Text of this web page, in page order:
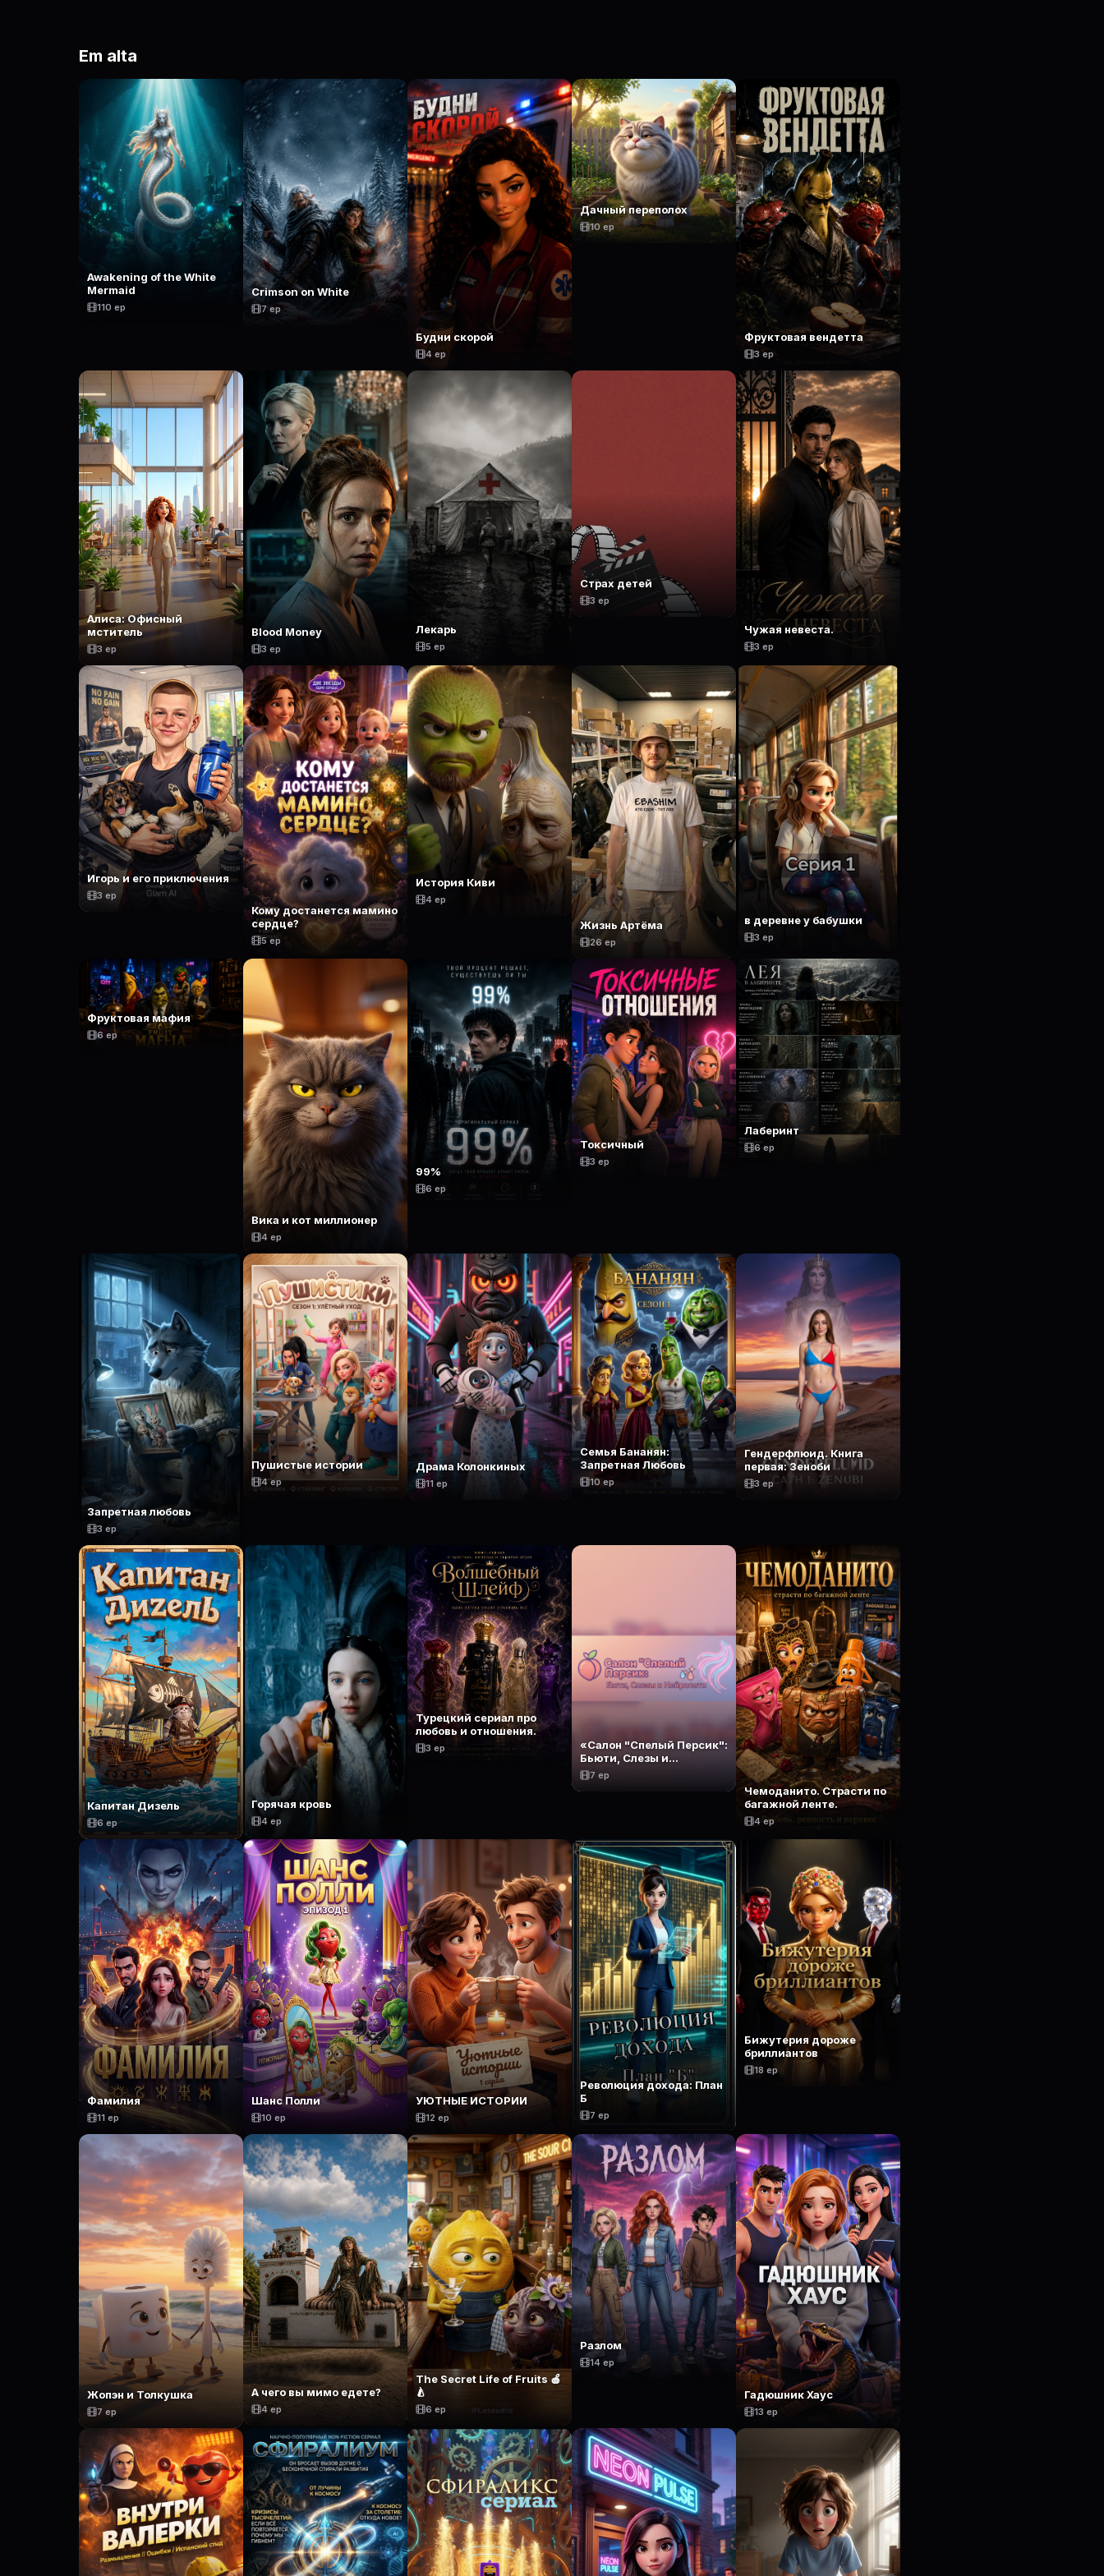
Em alta
Awakening of the White
Mermaid
110 ep
Crimson on White
7 ep
Будни скорой
4 ep
Дачный переполох
10 ep
Фруктовая вендетта
3 ep
Алиса: Офисный
мститель
3 ep
Blood Money
3 ep
Лекарь
5 ep
Страх детей
3 ep
Чужая невеста.
3 ep
Игорь и его приключения
3 ep
Кому достанется мамино
сердце?
5 ep
История Киви
4 ep
Жизнь Артёма
26 ep
в деревне у бабушки
3 ep
Фруктовая мафия
6 ep
Вика и кот миллионер
4 ep
99%
6 ep
Токсичный
3 ep
Лаберинт
6 ep
Запретная любовь
3 ep
Пушистые истории
4 ep
Драма Колонкиных
11 ep
Семья Бананян:
Запретная Любовь
10 ep
Гендерфлюид. Книга
первая: Зеноби
3 ep
Капитан Дизель
6 ep
Горячая кровь
4 ep
Турецкий сериал про
любовь и отношения.
3 ep
«Салон "Спелый Персик":
Бьюти, Слезы и
Нейросети»
7 ep
Чемоданито. Страсти по
багажной ленте.
4 ep
Фамилия
11 ep
Шанс Полли
10 ep
УЮТНЫЕ ИСТОРИИ
12 ep
Революция дохода: План
Б
7 ep
Бижутерия дороже
бриллиантов
18 ep
Жопэн и Толкушка
7 ep
А чего вы мимо едете?
4 ep
The Secret Life of Fruits 🍎
🍐
6 ep
Разлом
14 ep
Гадюшник Хаус
13 ep